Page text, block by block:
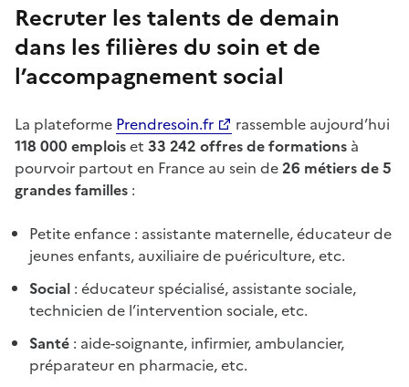
Recruter les talents de demain
dans les filières du soin et de
l’accompagnement social
La plateforme Prendresoin.fr
rassemble aujourd’hui
118 000 emploiset 33 242 offres de formations à
pourvoir partout en France au sein de26 métiers de 5
grandes familles :
Petite enfance : assistante maternelle, éducateur de
jeunes enfants, auxiliaire de puériculture, etc.
Social : éducateur spécialisé, assistante sociale,
technicien de l’intervention sociale, etc.
Santé : aide-soignante, infirmier, ambulancier,
préparateur en pharmacie, etc.